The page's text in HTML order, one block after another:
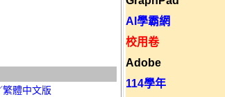
體中文版
AI學霸網
校用卷
Adobe
114學年